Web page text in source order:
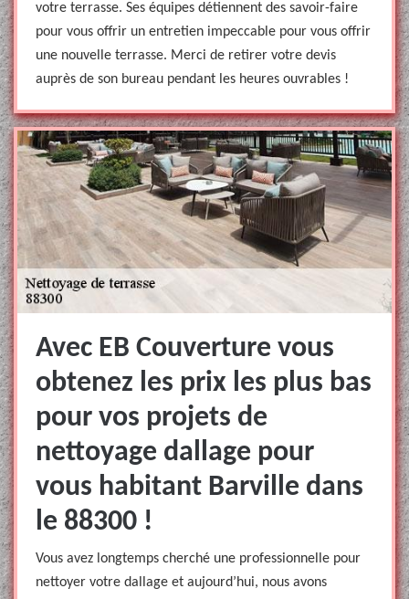
votre terrasse. Ses équipes détiennent des savoir-faire
pour vous offrir un entretien impeccable pour vous offrir
une nouvelle terrasse. Merci de retirer votre devis
auprès de son bureau pendant les heures ouvrables !
Avec EB Couverture vous
obtenez les prix les plus bas
pour vos projets de
nettoyage dallage pour
vous habitant Barville dans
le 88300 !
Vous avez longtemps cherché une professionnelle pour
nettoyer votre dallage et aujourd’hui, nous avons